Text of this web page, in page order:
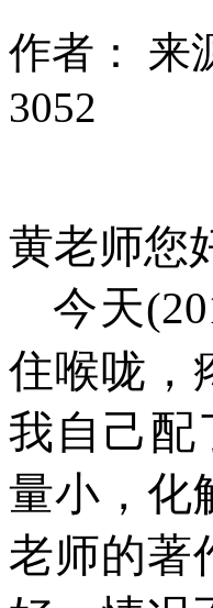
作者： 来
3052
黄老师您
今天
住喉咙，
我自己配
量小，化
老师的著